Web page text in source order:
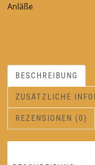
Anläße
BESCHREIBUNG
ZUSÄTZLICHE
REZENSIONEN (0)